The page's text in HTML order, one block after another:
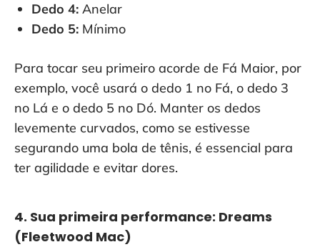
Dedo 4: Anelar
Dedo 5: Mínimo
Para tocar seu primeiro acorde de Fá Maior, por
exemplo, você usará o dedo 1 no Fá, o dedo 3
no Lá e o dedo 5 no Dó. Manter os dedos
levemente curvados, como se estivesse
segurando uma bola de tênis, é essencial para
ter agilidade e evitar dores.
4. Sua primeira performance: Dreams
(Fleetwood Mac)